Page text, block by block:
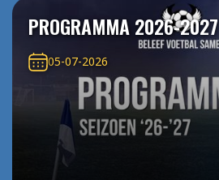
PROGRAMMA 2026-2027
05-07-2026